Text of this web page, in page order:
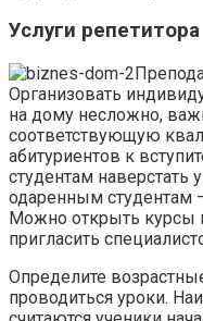
Услуги репетитора
Организовать
на дому несложно,
соответствующую
абитуриентов к
студентам
одаренным студентам
Можно открыть курсы
пригласить
Определите
проводиться уроки.